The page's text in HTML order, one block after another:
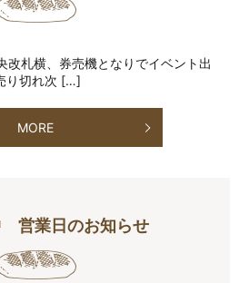
札横、券売機となりでイベント出
り切れ次 […]
MORE
営業日のお知らせ